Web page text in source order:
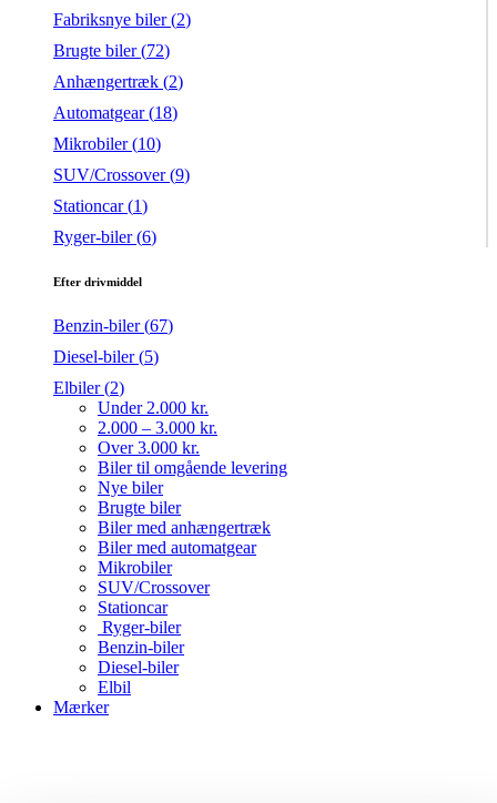
Fabriksnye biler (2)
Brugte biler (72)
Anhængertræk (2)
Automatgear (18)
Mikrobiler (10)
SUV/Crossover (9)
Stationcar (1)
Ryger-biler (6)
Efter drivmiddel
Benzin-biler (67)
Diesel-biler (5)
Elbiler (2)
Under 2.000 kr.
2.000 – 3.000 kr.
Over 3.000 kr.
Biler til omgående levering
Nye biler
Brugte biler
Biler med anhængertræk
Biler med automatgear
Mikrobiler
SUV/Crossover
Stationcar
Ryger-biler
Benzin-biler
Diesel-biler
Elbil
Mærker